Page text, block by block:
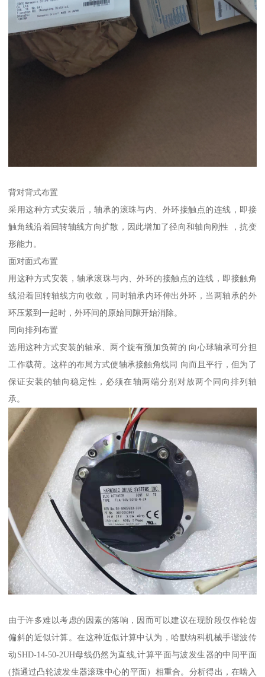
背对背式布置
采用这种方式安装后，轴承的滚珠与内、外环接触点的连线，即接
触角线沿着回转轴线方向扩散，因此增加了径向和轴向刚性 ，抗变
形能力。
面对面式布置
用这种方式安装，轴承滚珠与内、外环的接触点的连线，即接触角
线沿着回转轴线方向收敛，同时轴承内环伸出外环，当两轴承的外
环压紧到一起时，外环间的原始间隙开始消除。
同向排列布置
选用这种方式安装的轴承、两个旋有预加负荷的 向心球轴承可分担
工作载荷。这样的布局方式使轴承接触角线同 向而且平行，但为了
保证安装的轴向稳定性，必须在轴两端分别对放两个同向排列轴
承。
由于许多难以考虑的因素的落响，因而可以建议在现阶段仅作轮齿
偏斜的近似计算。在这种近似计算中认为，哈默纳科机械手谐波传
动SHD-14-50-2UH母线仍然为直线,计算平面与波发生器的中间平面
(指通过凸轮波发生器滚珠中心的平面）相重合。分析得出，在啮入